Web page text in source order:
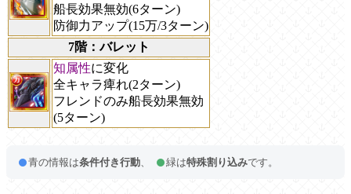
船長効果無効(6ターン)
防御力アップ(15万/3ターン)
7階：バレット
知属性に変化
全キャラ痺れ(2ターン)
フレンドのみ船長効果無効
(5ターン)
青の情報は条件付き行動 緑は特殊割り込みです。